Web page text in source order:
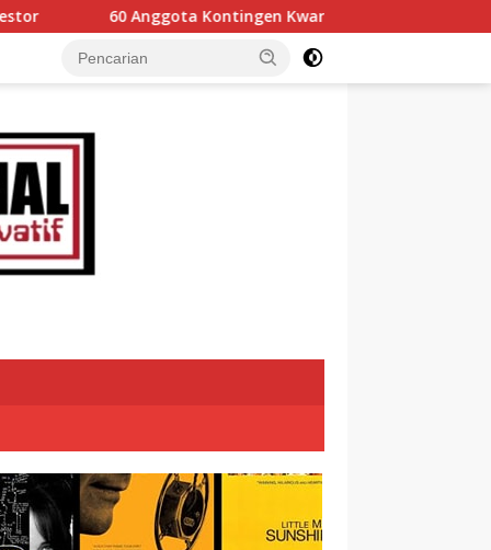
Kwarcab 0304 Gerakan Pramuka Tanah Datar Ikuti